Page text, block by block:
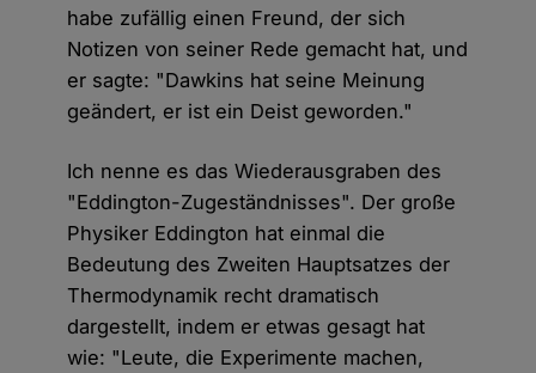
habe zufällig einen Freund, der sich
Notizen von seiner Rede gemacht hat, und
er sagte: "Dawkins hat seine Meinung
geändert, er ist ein Deist geworden."
Ich nenne es das Wiederausgraben des
"Eddington-Zugeständnisses". Der große
Physiker Eddington hat einmal die
Bedeutung des Zweiten Hauptsatzes der
Thermodynamik recht dramatisch
dargestellt, indem er etwas gesagt hat
wie: "Leute, die Experimente machen,